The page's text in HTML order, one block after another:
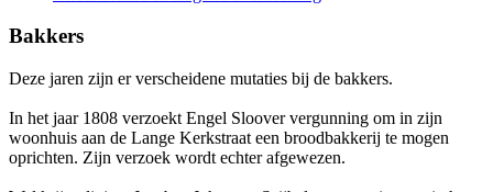
Bakkers
Deze jaren zijn er verscheidene mutaties bij de bakkers.
In het jaar 1808 verzoekt Engel Sloover vergunning om in zijn
woonhuis aan de Lange Kerkstraat een broodbakkerij te mogen
oprichten. Zijn verzoek wordt echter afgewezen.